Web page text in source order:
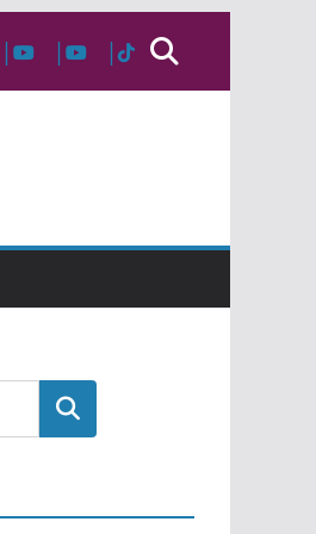
Pesquisar